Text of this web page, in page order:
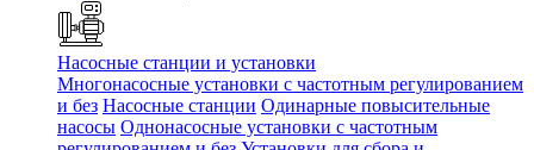
Насосные станции и установки
Многонасосные установки с частотным регулированием
и без Насосные станции Одинарные повысительные
насосы Однонасосные установки с частотным